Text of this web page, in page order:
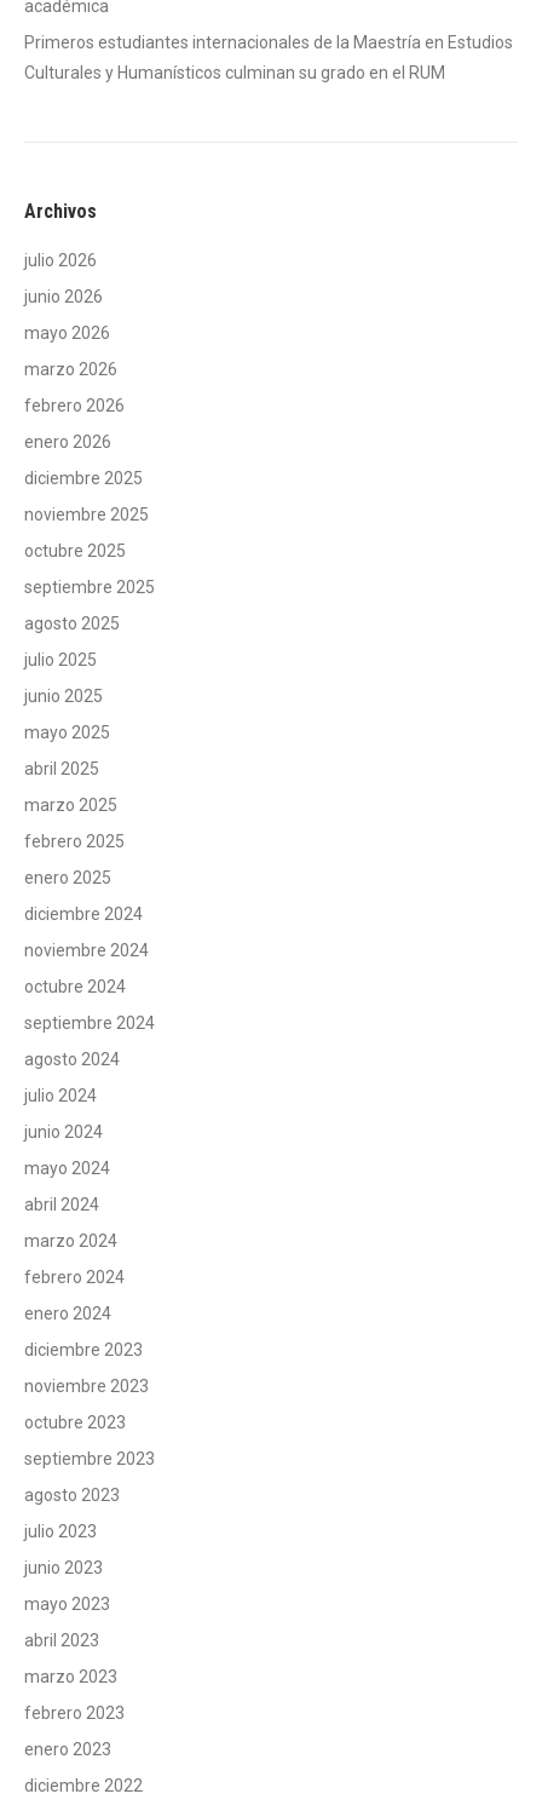
académica
Primeros estudiantes internacionales de la Maestría en Estudios
Culturales y Humanísticos culminan su grado en el RUM
Archivos
julio 2026
junio 2026
mayo 2026
marzo 2026
febrero 2026
enero 2026
diciembre 2025
noviembre 2025
octubre 2025
septiembre 2025
agosto 2025
julio 2025
junio 2025
mayo 2025
abril 2025
marzo 2025
febrero 2025
enero 2025
diciembre 2024
noviembre 2024
octubre 2024
septiembre 2024
agosto 2024
julio 2024
junio 2024
mayo 2024
abril 2024
marzo 2024
febrero 2024
enero 2024
diciembre 2023
noviembre 2023
octubre 2023
septiembre 2023
agosto 2023
julio 2023
junio 2023
mayo 2023
abril 2023
marzo 2023
febrero 2023
enero 2023
diciembre 2022